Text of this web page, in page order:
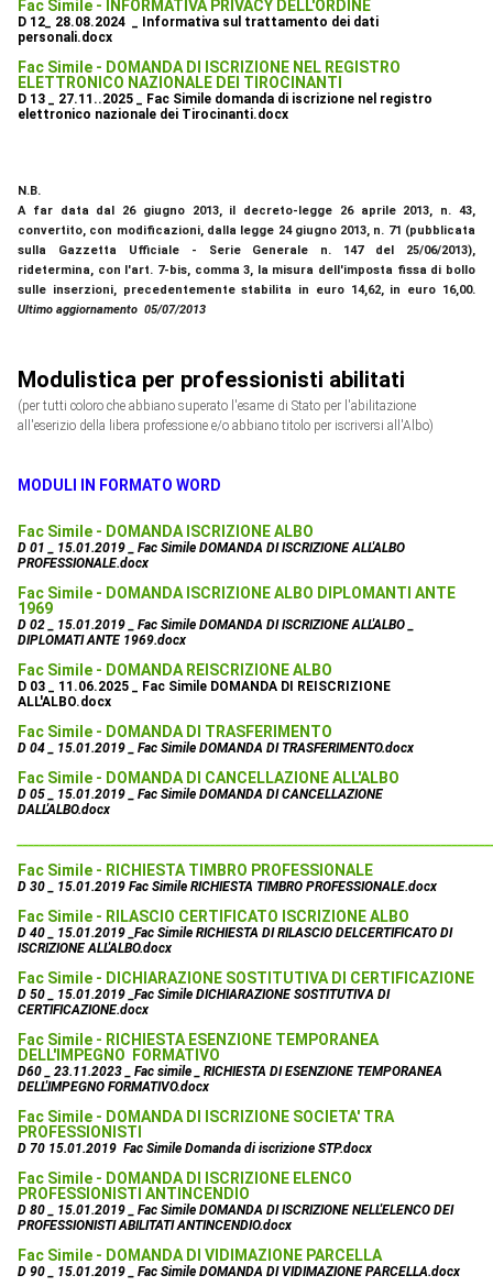
Fac Simile - INFORMATIVA PRIVACY DELL'ORDINE
D 12_ 28.08.2024 _ Informativa sul trattamento dei dati
personali.docx
Fac Simile - DOMANDA DI ISCRIZIONE NEL REGISTRO
ELETTRONICO NAZIONALE DEI TIROCINANTI
D 13 _ 27.11..2025 _ Fac Simile domanda di iscrizione nel registro
elettronico nazionale dei Tirocinanti.docx
N.B.
A far data dal 26 giugno 2013, il decreto-legge 26 aprile 2013, n. 43,
convertito, con modificazioni, dalla legge 24 giugno 2013, n. 71 (pubblicata
sulla Gazzetta Ufficiale - Serie Generale n. 147 del 25/06/2013),
ridetermina, con l'art. 7-bis, comma 3, la misura dell'imposta fissa di bollo
sulle inserzioni, precedentemente stabilita in euro 14,62, in euro 16,00.
Ultimo aggiornamento 05/07/2013
Modulistica per professionisti abilitati
(per tutti coloro che abbiano superato l'esame di Stato per l'abilitazione
all'eserizio della libera professione e/o abbiano titolo per iscriversi all'Albo)
MODULI IN FORMATO WORD
Fac Simile - DOMANDA ISCRIZIONE ALBO
D 01 _ 15.01.2019 _ Fac Simile DOMANDA DI ISCRIZIONE ALL'ALBO
PROFESSIONALE.docx
Fac Simile - DOMANDA ISCRIZIONE ALBO DIPLOMANTI ANTE
1969
D 02 _ 15.01.2019 _ Fac Simile DOMANDA DI ISCRIZIONE ALL'ALBO _
DIPLOMATI ANTE 1969.docx
Fac Simile - DOMANDA REISCRIZIONE ALBO
D 03 _ 11.06.2025 _ Fac Simile DOMANDA DI REISCRIZIONE
ALL'ALBO.docx
Fac Simile - DOMANDA DI TRASFERIMENTO
D 04 _ 15.01.2019 _ Fac Simile DOMANDA DI TRASFERIMENTO.docx
Fac Simile - DOMANDA DI CANCELLAZIONE ALL'ALBO
D 05 _ 15.01.2019 _ Fac Simile DOMANDA DI CANCELLAZIONE
DALL'ALBO.docx
Fac Simile - RICHIESTA TIMBRO PROFESSIONALE
D 30 _ 15.01.2019 Fac Simile RICHIESTA TIMBRO PROFESSIONALE.docx
Fac Simile - RILASCIO CERTIFICATO ISCRIZIONE ALBO
D 40 _ 15.01.2019 _Fac Simile RICHIESTA DI RILASCIO DELCERTIFICATO DI
ISCRIZIONE ALL'ALBO.docx
Fac Simile - DICHIARAZIONE SOSTITUTIVA DI CERTIFICAZIONE
D 50 _ 15.01.2019 _Fac Simile DICHIARAZIONE SOSTITUTIVA DI
CERTIFICAZIONE.docx
Fac Simile - RICHIESTA ESENZIONE TEMPORANEA
DELL'IMPEGNO FORMATIVO
D60 _ 23.11.2023 _ Fac simile _ RICHIESTA DI ESENZIONE TEMPORANEA
DELL'IMPEGNO FORMATIVO.docx
Fac Simile - DOMANDA DI ISCRIZIONE SOCIETA' TRA
PROFESSIONISTI
D 70 15.01.2019 Fac Simile Domanda di iscrizione STP.docx
Fac Simile - DOMANDA DI ISCRIZIONE ELENCO
PROFESSIONISTI ANTINCENDIO
D 80 _ 15.01.2019 _ Fac Simile DOMANDA DI ISCRIZIONE NELL'ELENCO DEI
PROFESSIONISTI ABILITATI ANTINCENDIO.docx
Fac Simile - DOMANDA DI VIDIMAZIONE PARCELLA
D 90 _ 15.01.2019 _ Fac Simile DOMANDA DI VIDIMAZIONE PARCELLA.docx